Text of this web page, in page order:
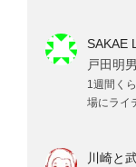
SAKAE
戸田明男
1週間く
場にライ
川崎と